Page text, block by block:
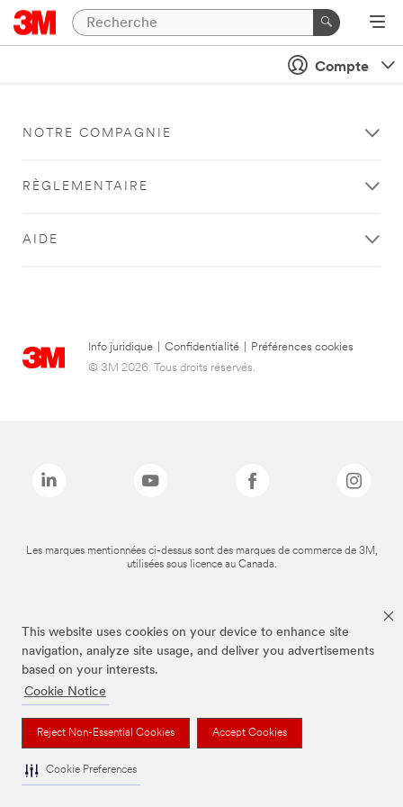
This website uses cookies on your device to enhance site
navigation, analyze site usage, and deliver you advertisements
based on your interests.
Cookie Notice
Reject Non-Essential Cookies Accept Cookies
Cookie Preferences
Compte
NOTRE COMPAGNIE
RÈGLEMENTAIRE
AIDE
Info juridique Confidentialité
Préférences cookies
© 3M 2026. Tous droits réservés.
Les marques mentionnées ci-dessus sont des marques de commerce de 3M,
utilisées sous licence au Canada.